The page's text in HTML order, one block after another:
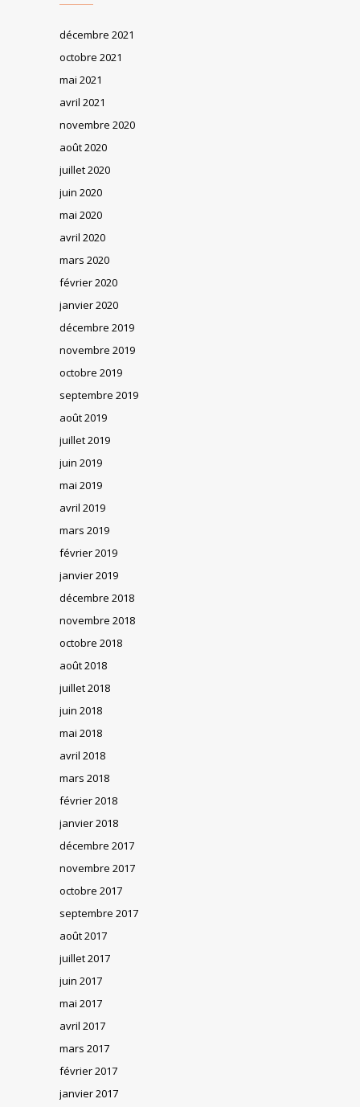
décembre 2021
octobre 2021
mai 2021
avril 2021
novembre 2020
août 2020
juillet 2020
juin 2020
mai 2020
avril 2020
mars 2020
février 2020
janvier 2020
décembre 2019
novembre 2019
octobre 2019
septembre 2019
août 2019
juillet 2019
juin 2019
mai 2019
avril 2019
mars 2019
février 2019
janvier 2019
décembre 2018
novembre 2018
octobre 2018
août 2018
juillet 2018
juin 2018
mai 2018
avril 2018
mars 2018
février 2018
janvier 2018
décembre 2017
novembre 2017
octobre 2017
septembre 2017
août 2017
juillet 2017
juin 2017
mai 2017
avril 2017
mars 2017
février 2017
janvier 2017